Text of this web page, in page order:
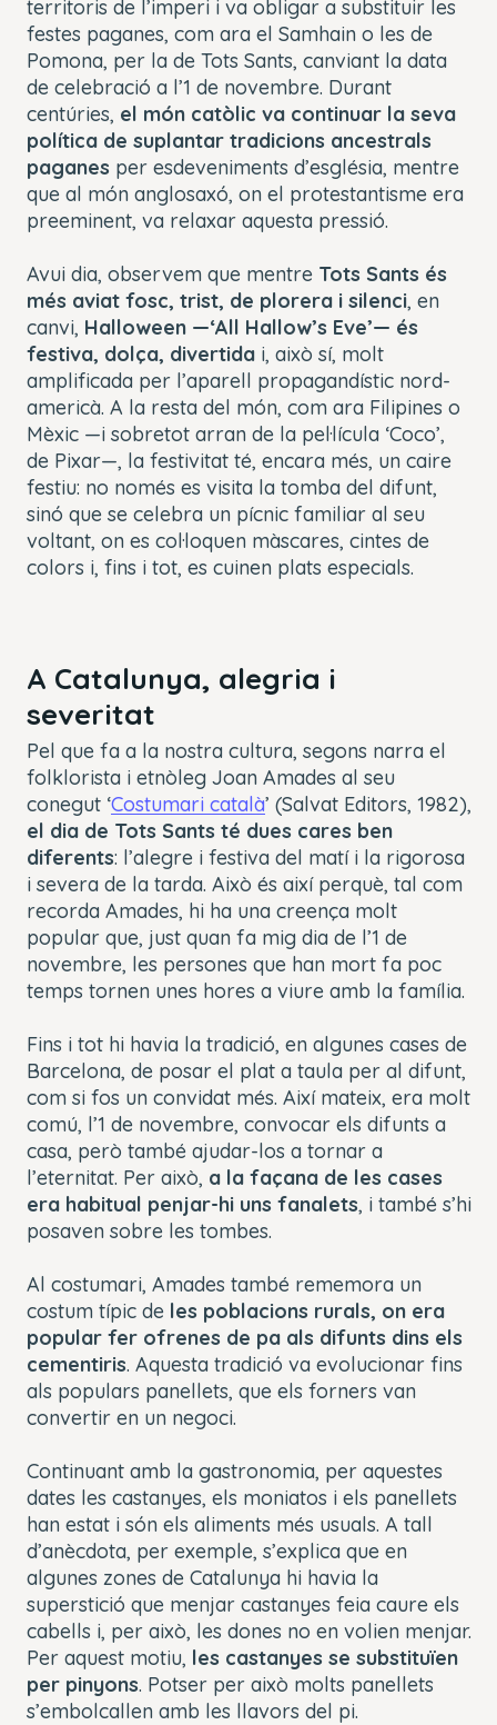
territoris de l’imperi i va obligar a substituir les
festes paganes, com ara el Samhain o les de
Pomona, per la de Tots Sants, canviant la data
de celebració a l’1 de novembre. Durant
centúries, el món catòlic va continuar la seva
política de suplantar tradicions ancestrals
paganes per esdeveniments d’església, mentre
que al món anglosaxó, on el protestantisme era
preeminent, va relaxar aquesta pressió.
Avui dia, observem que mentre Tots Sants és
més aviat fosc, trist, de plorera i silenci, en
canvi, Halloween —‘All Hallow’s Eve’— és
festiva, dolça, divertida i, això sí, molt
amplificada per l’aparell propagandístic nord-
americà. A la resta del món, com ara Filipines o
Mèxic —i sobretot arran de la pel·lícula ‘Coco’,
de Pixar—, la festivitat té, encara més, un caire
festiu: no només es visita la tomba del difunt,
sinó que se celebra un pícnic familiar al seu
voltant, on es col·loquen màscares, cintes de
colors i, fins i tot, es cuinen plats especials.
A Catalunya, alegria i
severitat
Pel que fa a la nostra cultura, segons narra el
folklorista i etnòleg Joan Amades al seu
conegut ‘Costumari català’ (Salvat Editors, 1982),
el dia de Tots Sants té dues cares ben
diferents: l’alegre i festiva del matí i la rigorosa
i severa de la tarda. Això és així perquè, tal com
recorda Amades, hi ha una creença molt
popular que, just quan fa mig dia de l’1 de
novembre, les persones que han mort fa poc
temps tornen unes hores a viure amb la família.
Fins i tot hi havia la tradició, en algunes cases de
Barcelona, de posar el plat a taula per al difunt,
com si fos un convidat més. Així mateix, era molt
comú, l’1 de novembre, convocar els difunts a
casa, però també ajudar-los a tornar a
l’eternitat. Per això, a la façana de les cases
era habitual penjar-hi uns fanalets, i també s’hi
posaven sobre les tombes.
Al costumari, Amades també rememora un
costum típic de les poblacions rurals, on era
popular fer ofrenes de pa als difunts dins els
cementiris. Aquesta tradició va evolucionar fins
als populars panellets, que els forners van
convertir en un negoci.
Continuant amb la gastronomia, per aquestes
dates les castanyes, els moniatos i els panellets
han estat i són els aliments més usuals. A tall
d’anècdota, per exemple, s’explica que en
algunes zones de Catalunya hi havia la
superstició que menjar castanyes feia caure els
cabells i, per això, les dones no en volien menjar.
Per aquest motiu, les castanyes se substituïen
per pinyons. Potser per això molts panellets
s’embolcallen amb les llavors del pi.